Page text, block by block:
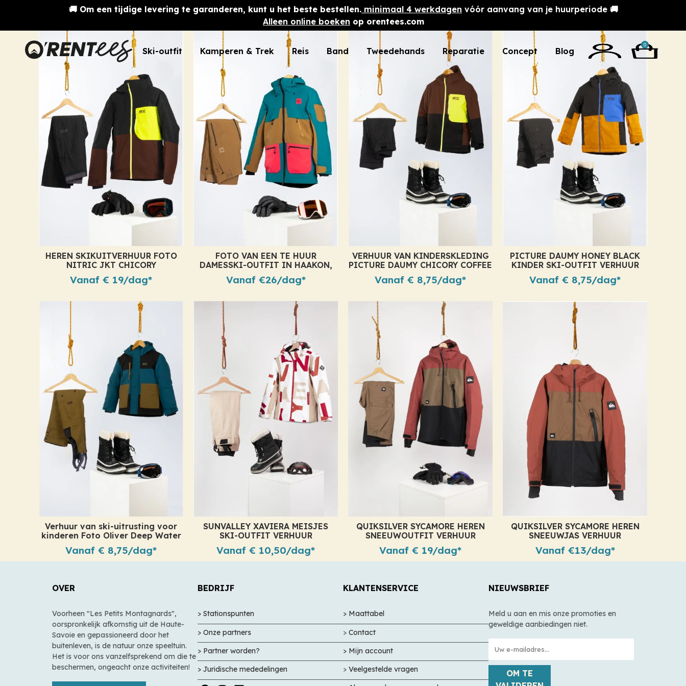
🚚 Om een tijdige levering te garanderen, kunt u het beste bestellen. minimaal 4 werkdagen vóór aanvang van je huurperiode 🚚
Alleen online boeken op orentees.com
Ski-outfit Kamperen & Trek Reis Band Tweedehands Reparatie Concept Blog
0
HEREN SKIKUITVERHUUR FOTO
NITRIC JKT CHICORY
Vanaf € 19/dag*
FOTO VAN EEN TE HUUR
DAMESSKI-OUTFIT IN HAAKON,
DONKERE ZEE
Vanaf €26/dag*
VERHUUR VAN KINDERSKLEDING
PICTURE DAUMY CHICORY COFFEE
Vanaf € 8,75/dag*
PICTURE DAUMY HONEY BLACK
KINDER SKI-OUTFIT VERHUUR
Vanaf € 8,75/dag*
Verhuur van ski-uitrusting voor
kinderen Foto Oliver Deep Water
Vanaf € 8,75/dag*
SUNVALLEY XAVIERA MEISJES
SKI-OUTFIT VERHUUR
Vanaf € 10,50/dag*
QUIKSILVER SYCAMORE HEREN
SNEEUWOUTFIT VERHUUR
Vanaf € 19/dag*
QUIKSILVER SYCAMORE HEREN
SNEEUWJAS VERHUUR
Vanaf €13/dag*
OVER
Voorheen "Les Petits Montagnards",
oorspronkelijk afkomstig uit de Haute-
Savoie en gepassioneerd door het
buitenleven, is de natuur onze speeltuin.
Het is voor ons vanzelfsprekend om die te
beschermen, ongeacht onze activiteiten!
BEDRIJF
> Stationspunten
> Onze partners
> Partner worden?
> Juridische mededelingen
KLANTENSERVICE
> Maattabel
> Contact
> Mijn account
> Veelgestelde vragen
NIEUWSBRIEF
Meld u aan en mis onze promoties en
geweldige aanbiedingen niet.
OM TE